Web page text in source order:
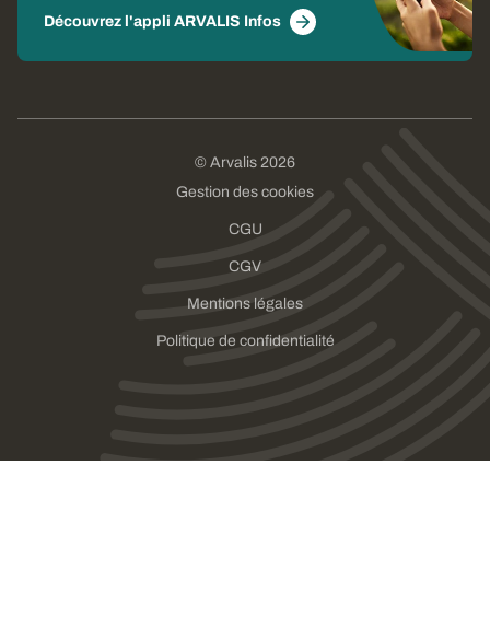
Découvrez l'appli ARVALIS Infos
© Arvalis 2026
Gestion des cookies
CGU
CGV
Mentions légales
Politique de confidentialité